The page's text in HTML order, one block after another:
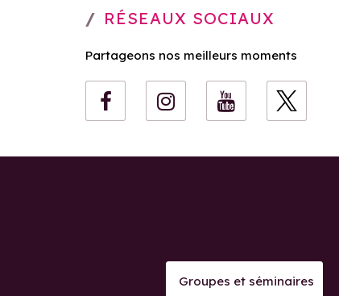
RÉSEAUX SOCIAUX
Partageons nos meilleurs moments
Groupes et séminaires